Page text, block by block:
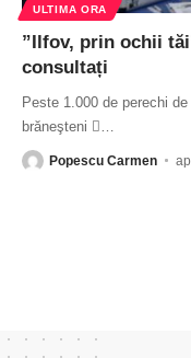
ULTIMA ORA
”Ilfov, prin ochii
consultați
Peste 1.000 de perechi
brăneşteni 
Popescu Carmen